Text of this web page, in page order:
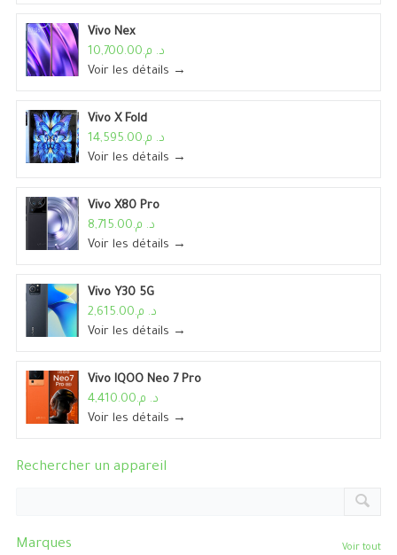
Vivo Nex
د. م.10,700.00
Voir les détails →
Vivo X Fold
د. م.14,595.00
Voir les détails →
Vivo X80 Pro
د. م.8,715.00
Voir les détails →
Vivo Y30 5G
د. م.2,615.00
Voir les détails →
Vivo IQOO Neo 7 Pro
د. م.4,410.00
Voir les détails →
Rechercher un appareil
Marques Voir tout